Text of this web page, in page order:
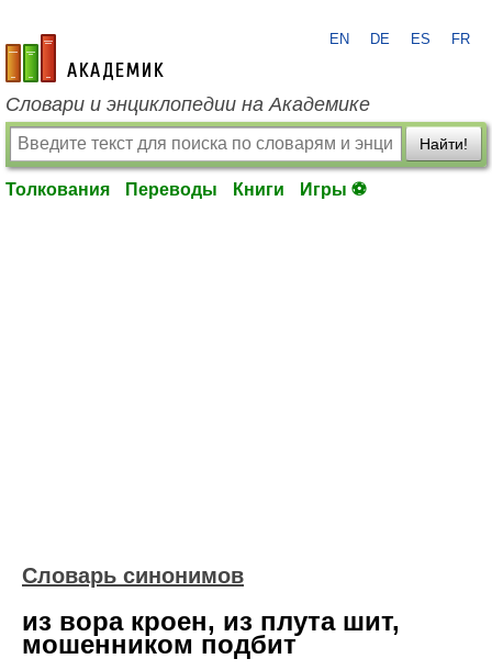
academic.ru
EN DE ES FR
Словари и энциклопедии на Академике
Найти!
Толкования Переводы Книги Игры ⚽
Словарь синонимов
из вора кроен, из плута шит,
мошенником подбит